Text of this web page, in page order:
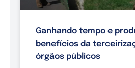
Ganhando tempo e
benefícios da
órgãos públicos